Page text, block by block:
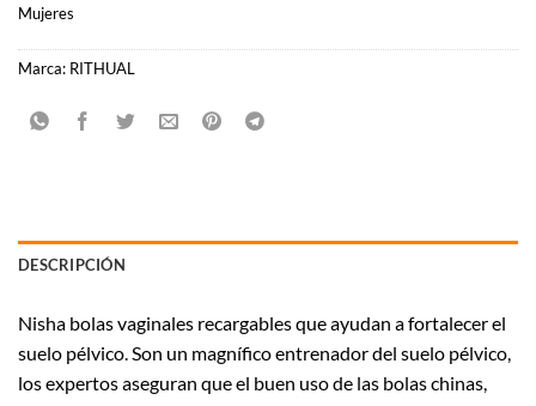
Mujeres
Marca: RITHUAL
DESCRIPCIÓN
Nisha bolas vaginales recargables que ayudan a fortalecer el
suelo pélvico. Son un magnífico entrenador del suelo pélvico,
los expertos aseguran que el buen uso de las bolas chinas,